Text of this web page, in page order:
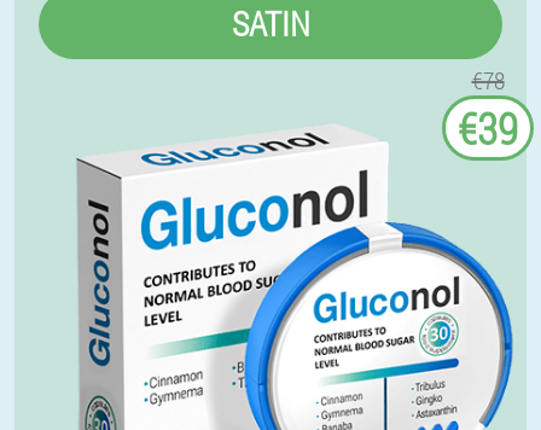
SATIN
€78
€39